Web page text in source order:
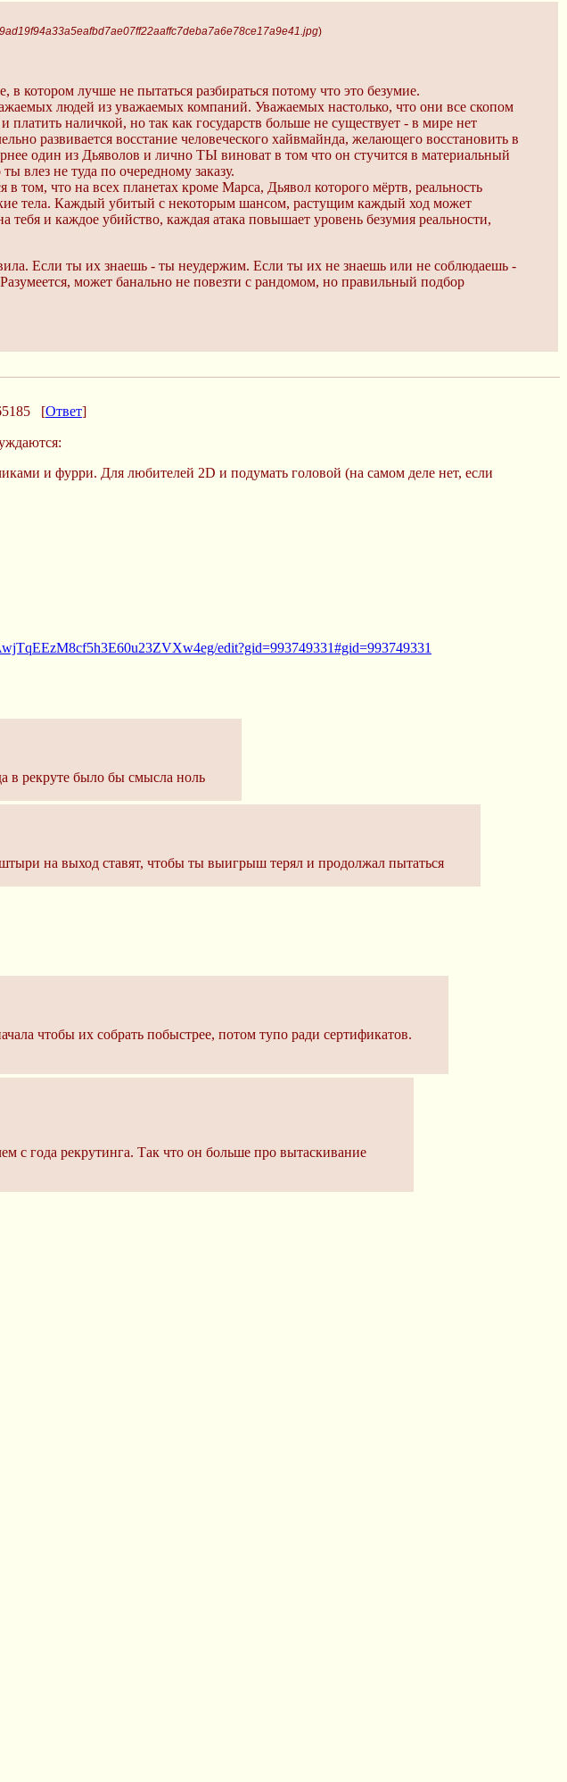
)
котором лучше не пытаться разбираться потому что это безумие.
людей из уважаемых компаний. Уважаемых настолько, что они все скопом
наличкой, но так как государств больше не существует - в мире нет
развивается восстание человеческого хайвмайнда, желающего восстановить в
один из Дьяволов и лично ТЫ виноват в том что он стучится в материальный
влез не туда по очередному заказу.
том, что на всех планетах кроме Марса, Дьявол которого мёртв, реальность
тела. Каждый убитый с некоторым шансом, растущим каждый ход может
и каждое убийство, каждая атака повышает уровень безумия реальности,
Если ты их знаешь - ты неудержим. Если ты их не знаешь или не соблюдаешь -
может банально не повезти с рандомом, но правильный подбор
[Ответ]
и фурри. Для любителей 2D и подумать головой (на самом деле нет, если
edit?gid=993749331#gid=993749331
в рекруте было бы смысла ноль
на выход ставят, чтобы ты выигрыш терял и продолжал пытаться
чтобы их собрать побыстрее, потом тупо ради сертификатов.
с года рекрутинга. Так что он больше про вытаскивание